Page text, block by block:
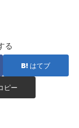
る
はてブ
ピー